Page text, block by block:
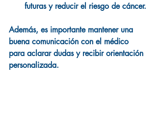
futuras y reducir el riesgo de cáncer.
Además, es importante mantener una
buena comunicación con el médico
para aclarar dudas y recibir orientación
personalizada.